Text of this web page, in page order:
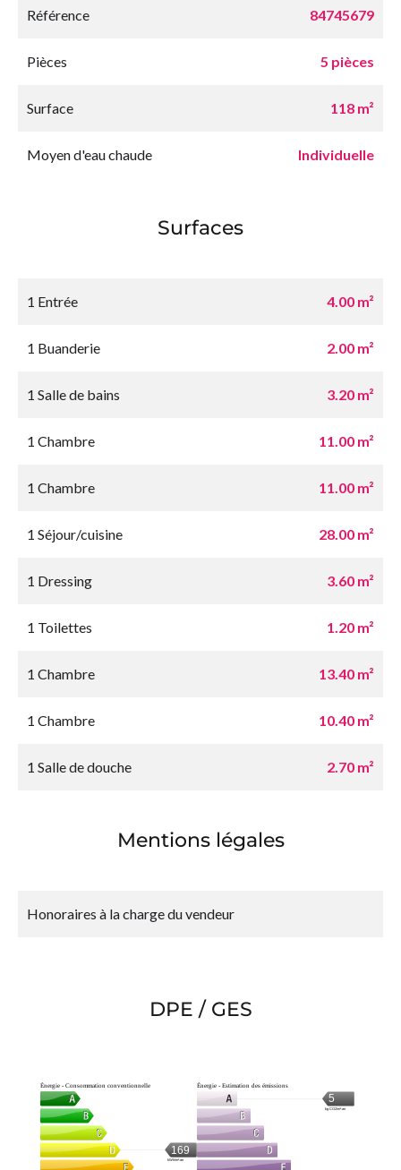
Référence 84745679
Pièces 5 pièces
Surface 118 m²
Moyen d'eau chaude Individuelle
Surfaces
1 Entrée 4.00 m²
1 Buanderie 2.00 m²
1 Salle de bains 3.20 m²
1 Chambre 11.00 m²
1 Chambre 11.00 m²
1 Séjour/cuisine 28.00 m²
1 Dressing 3.60 m²
1 Toilettes 1.20 m²
1 Chambre 13.40 m²
1 Chambre 10.40 m²
1 Salle de douche 2.70 m²
Mentions légales
Honoraires à la charge du vendeur
DPE / GES
Énergie - Consommation conventionnelle
169
kWh/m².an
Énergie - Estimation des émissions
5
kg CO2/m².an